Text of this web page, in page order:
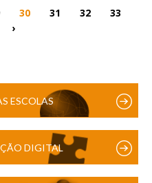
30 31 32
33
›
ESCOLAS
DIGITAL